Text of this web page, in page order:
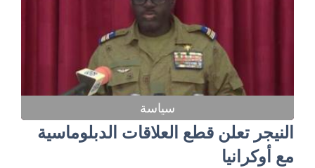
سياسة
النيجر تعلن قطع العلاقات الدبلوماسية
مع أوكرانيا